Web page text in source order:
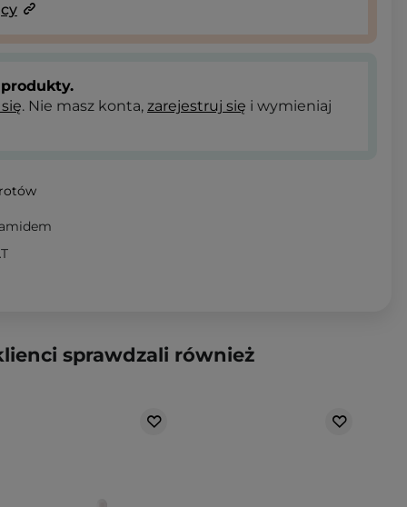
. Nie masz konta, zarejestruj się i wymieniaj
sprawdzali również